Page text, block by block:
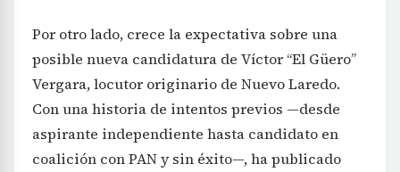
Por otro lado, crece la expectativa sobre una
posible nueva candidatura de Víctor “El Güero”
Vergara, locutor originario de Nuevo Laredo.
Con una historia de intentos previos —desde
aspirante independiente hasta candidato en
coalición con PAN y sin éxito—, ha publicado